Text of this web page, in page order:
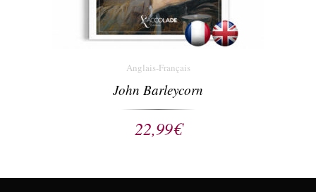
Anglais-Français
John Barleycorn
22,99€